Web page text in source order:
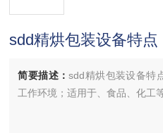
sdd精烘包装设备特点
简要描述：sdd精烘包装设备特
工作环境；适用于、食品、化工